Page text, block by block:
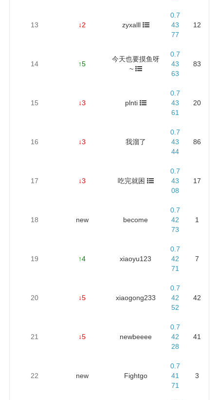
13 ↓2 zyxalll
0.7
43
77
12
14 ↑5
今天也要摸鱼呀
~
0.7
43
63
83
15 ↓3 plnti
0.7
43
61
20
16 ↓3 我溜了
0.7
43
44
86
17 ↓3 吃完就困
0.7
43
08
17
18 new become
0.7
42
73
1
19 ↑4 xiaoyu123
0.7
42
71
7
20 ↓5 xiaogong233
0.7
42
52
42
21 ↓5 newbeeee
0.7
42
28
41
22 new Fightgo
0.7
41
71
3